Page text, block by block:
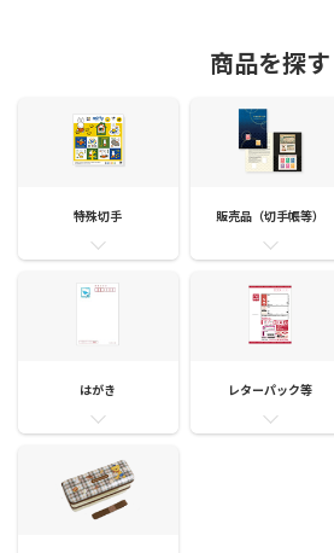
商品を探す
特殊切手 販売品（切手帳等）
はがき レターパック等